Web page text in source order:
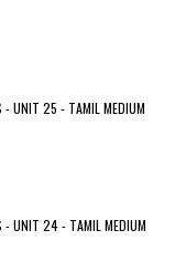
- UNIT 25 - TAMIL MEDIUM
- UNIT 24 - TAMIL MEDIUM